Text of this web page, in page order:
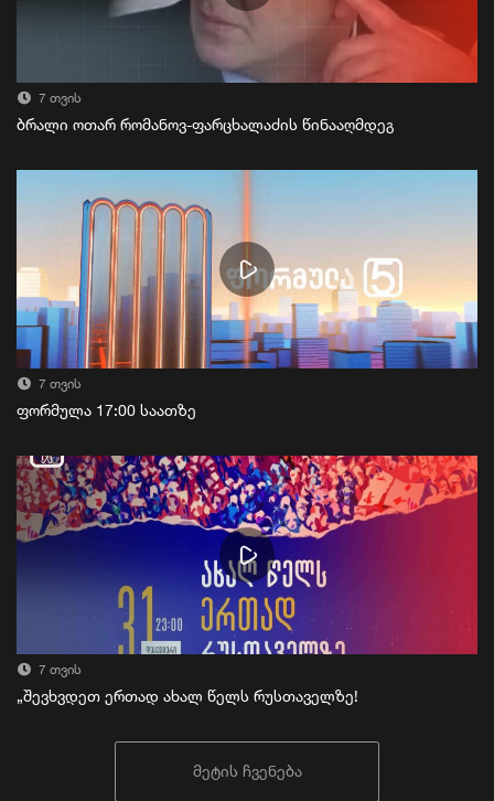
7 თვის
ბრალი ოთარ რომანოვ-ფარცხალაძის წინააღმდეგ
7 თვის
ფორმულა 17:00 საათზე
7 თვის
„შევხვდეთ ერთად ახალ წელს რუსთაველზე!
მეტის ჩვენება